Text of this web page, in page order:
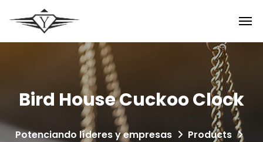
Bird House Cuckoo Clock
Potenciando líderes y empresas
Products